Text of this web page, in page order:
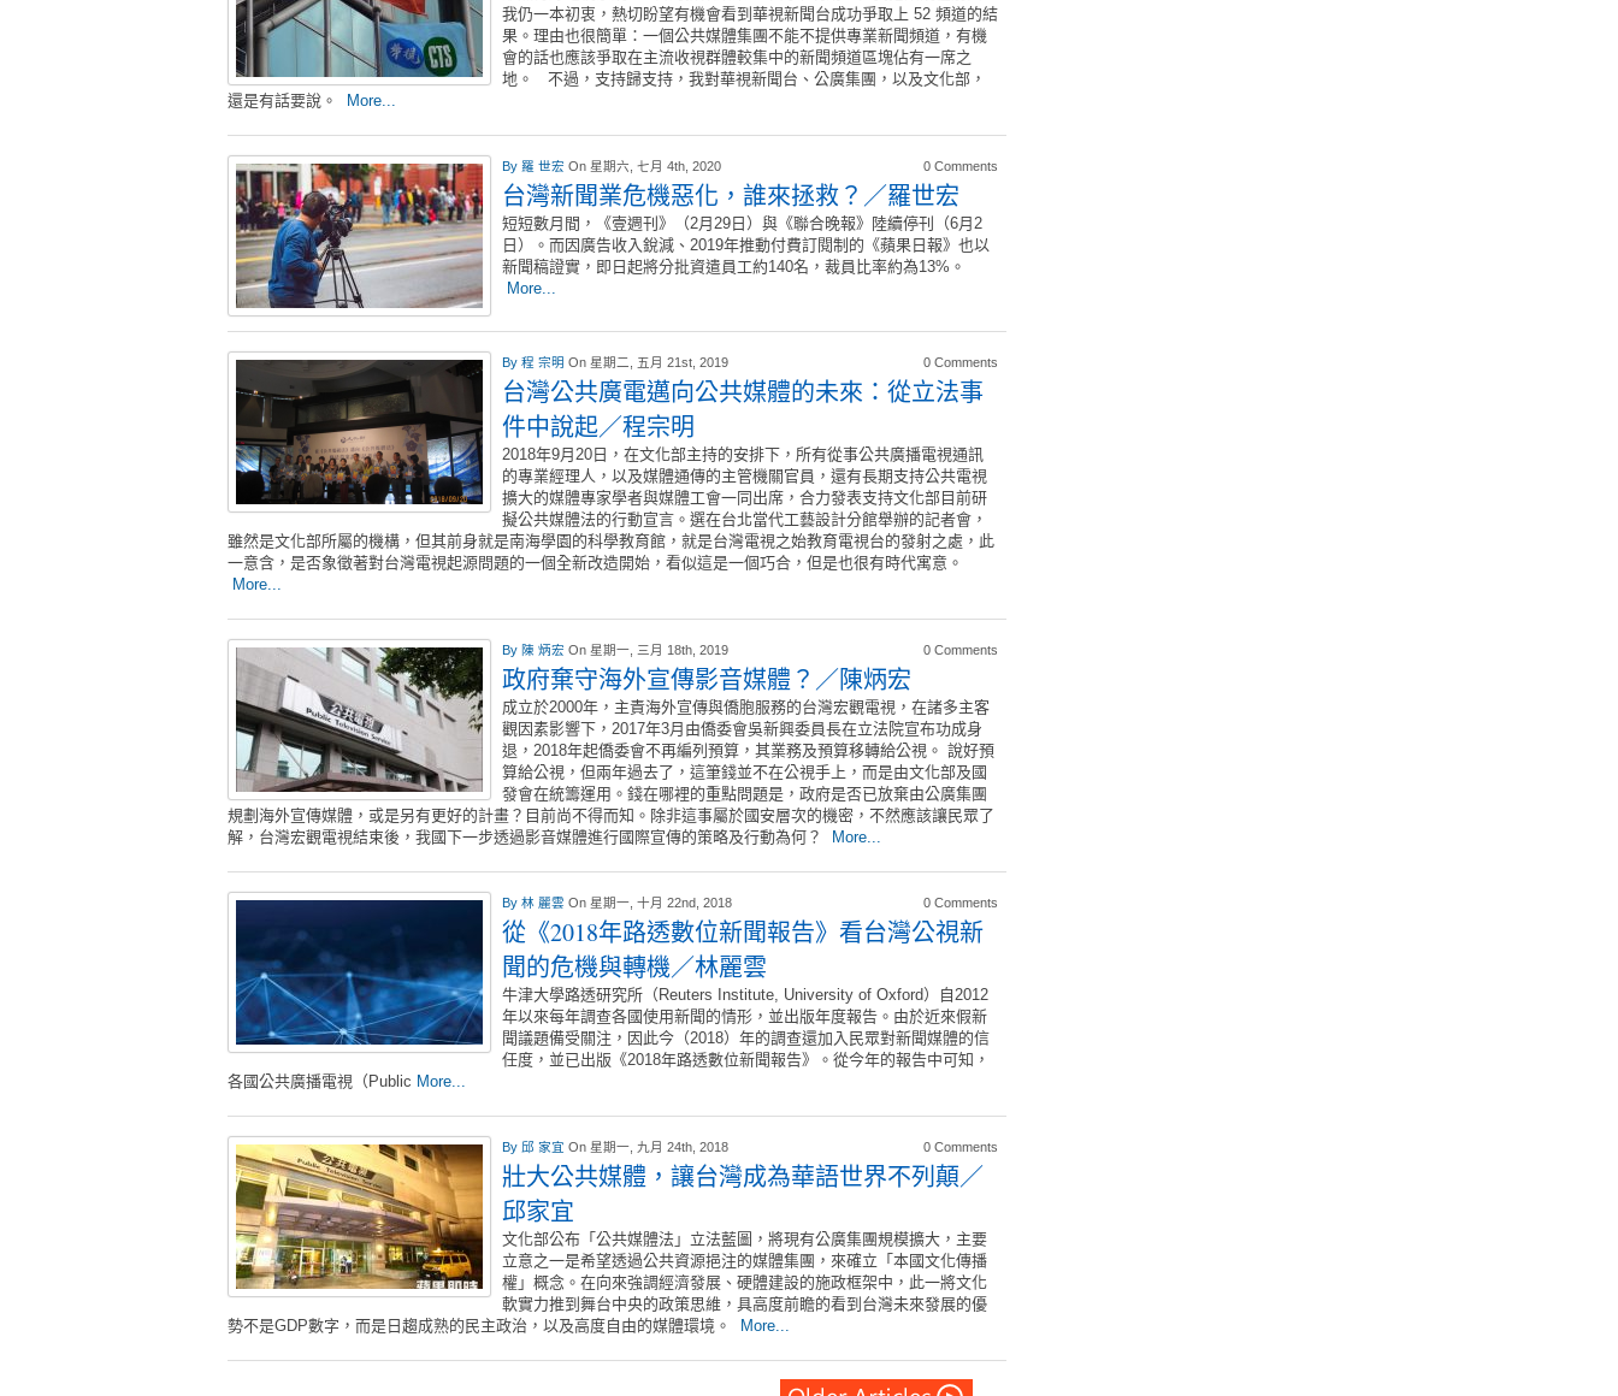
我仍一本初衷，熱切盼望有機會看到華視新聞台成功爭取上 52 頻道的結
果。理由也很簡單：一個公共媒體集團不能不提供專業新聞頻道，有機
會的話也應該爭取在主流收視群體較集中的新聞頻道區塊佔有一席之
地。 不過，支持歸支持，我對華視新聞台、公廣集團，以及文化部，
還是有話要說。
More...
By 羅 世宏 On 星期六, 七月 4th, 2020 0 Comments
台灣新聞業危機惡化，誰來拯救？／羅世宏
短短數月間，《壹週刊》（2月29日）與《聯合晚報》陸續停刊（6月2
日）。而因廣告收入銳減、2019年推動付費訂閱制的《蘋果日報》也以
新聞稿證實，即日起將分批資遣員工約140名，裁員比率約為13%。
More...
By 程 宗明 On 星期二, 五月 21st, 2019 0 Comments
台灣公共廣電邁向公共媒體的未來：從立法事
件中說起／程宗明
2018年9月20日，在文化部主持的安排下，所有從事公共廣播電視通訊
的專業經理人，以及媒體通傳的主管機關官員，還有長期支持公共電視
擴大的媒體專家學者與媒體工會一同出席，合力發表支持文化部目前研
擬公共媒體法的行動宣言。選在台北當代工藝設計分館舉辦的記者會，
雖然是文化部所屬的機構，但其前身就是南海學園的科學教育館，就是台灣電視之始教育電視台的發射之處，此
一意含，是否象徵著對台灣電視起源問題的一個全新改造開始，看似這是一個巧合，但是也很有時代寓意。
More...
By 陳 炳宏 On 星期一, 三月 18th, 2019 0 Comments
政府棄守海外宣傳影音媒體？／陳炳宏
成立於2000年，主責海外宣傳與僑胞服務的台灣宏觀電視，在諸多主客
觀因素影響下，2017年3月由僑委會吳新興委員長在立法院宣布功成身
退，2018年起僑委會不再編列預算，其業務及預算移轉給公視。 說好預
算給公視，但兩年過去了，這筆錢並不在公視手上，而是由文化部及國
發會在統籌運用。錢在哪裡的重點問題是，政府是否已放棄由公廣集團
規劃海外宣傳媒體，或是另有更好的計畫？目前尚不得而知。除非這事屬於國安層次的機密，不然應該讓民眾了
解，台灣宏觀電視結束後，我國下一步透過影音媒體進行國際宣傳的策略及行動為何？
More...
By 林 麗雲 On 星期一, 十月 22nd, 2018 0 Comments
從《2018年路透數位新聞報告》看台灣公視新
聞的危機與轉機／林麗雲
牛津大學路透研究所（Reuters Institute, University of Oxford）自2012
年以來每年調查各國使用新聞的情形，並出版年度報告。由於近來假新
聞議題備受關注，因此今（2018）年的調查還加入民眾對新聞媒體的信
任度，並已出版《2018年路透數位新聞報告》。從今年的報告中可知，
各國公共廣播電視（Public More...
By 邱 家宜 On 星期一, 九月 24th, 2018 0 Comments
壯大公共媒體，讓台灣成為華語世界不列顛／
邱家宜
文化部公布「公共媒體法」立法藍圖，將現有公廣集團規模擴大，主要
立意之一是希望透過公共資源挹注的媒體集團，來確立「本國文化傳播
權」概念。在向來強調經濟發展、硬體建設的施政框架中，此一將文化
軟實力推到舞台中央的政策思維，具高度前瞻的看到台灣未來發展的優
勢不是GDP數字，而是日趨成熟的民主政治，以及高度自由的媒體環境。
More...